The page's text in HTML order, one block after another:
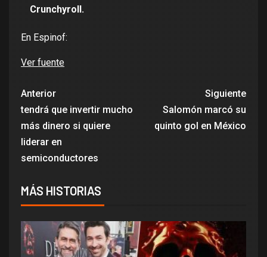
Crunchyroll.
En Espinof:
Ver fuente
Anterior
tendrá que invertir mucho
más dinero si quiere
liderar en
semiconductores
Siguiente
Salomón marcó su
quinto gol en México
MÁS HISTORIAS